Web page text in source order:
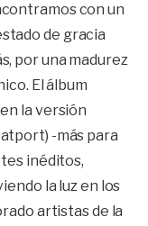
con un
de gracia
por una madurez
El álbum
la versión
-más para
inéditos,
la luz en los
artistas de la